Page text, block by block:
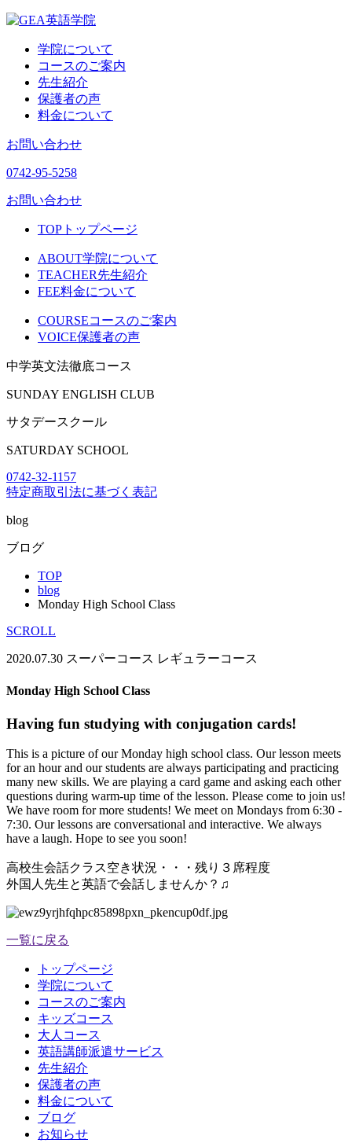
学院について
コースのご案内
先生紹介
保護者の声
料金について
お問い合わせ
0742-95-5258
お問い合わせ
TOP トップページ
ABOUT学院について
TEACHER先生紹介
FEE料金について
COURSEコースのご案内
VOICE保護者の声
中学英文法徹底コース
SUNDAY ENGLISH CLUB
サタデースクール
SATURDAY SCHOOL
0742-32-1157
特定商取引法に基づく表記
blog
ブログ
TOP
blog
Monday High School Class
SCROLL
2020.07.30 スーパーコース レギュラーコース
Monday High School Class
Having fun studying with conjugation cards!
This is a picture of our Monday high school class. Our lesson meets
for an hour and our students are always participating and practicing
many new skills. We are playing a card game and asking each other
questions during warm-up time of the lesson. Please come to join us!
We have room for more students! We meet on Mondays from 6:30 -
7:30. Our lessons are conversational and interactive. We always
have a laugh. Hope to see you soon!
高校生会話クラス空き状況・・・残り３席程度
外国人先生と英語で会話しませんか？♫
一覧に戻る
トップページ
学院について
コースのご案内
キッズコース
大人コース
英語講師派遣サービス
先生紹介
保護者の声
料金について
ブログ
お知らせ